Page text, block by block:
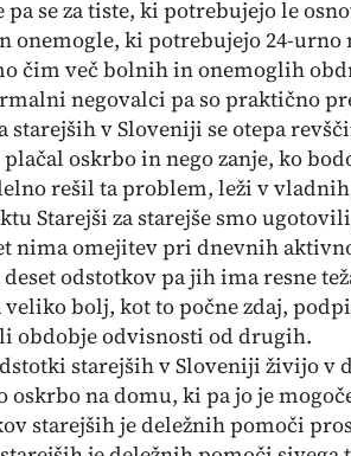
pa se za tiste, ki potrebujejo le
onemogle, ki potrebujejo 24-urno
čim več bolnih in onemoglih
negovalci pa so praktično
starejših v Sloveniji se otepa
oskrbo in nego zanje, ko
rešil ta problem, leži v
Starejši za starejše smo
nima omejitev pri dnevnih
odstotkov pa jih ima resne
bolj, kot to počne zdaj,
obdobje odvisnosti od drugih.
starejših v Sloveniji živijo v
oskrbo na domu, ki pa jo je
starejših je deležnih pomoči